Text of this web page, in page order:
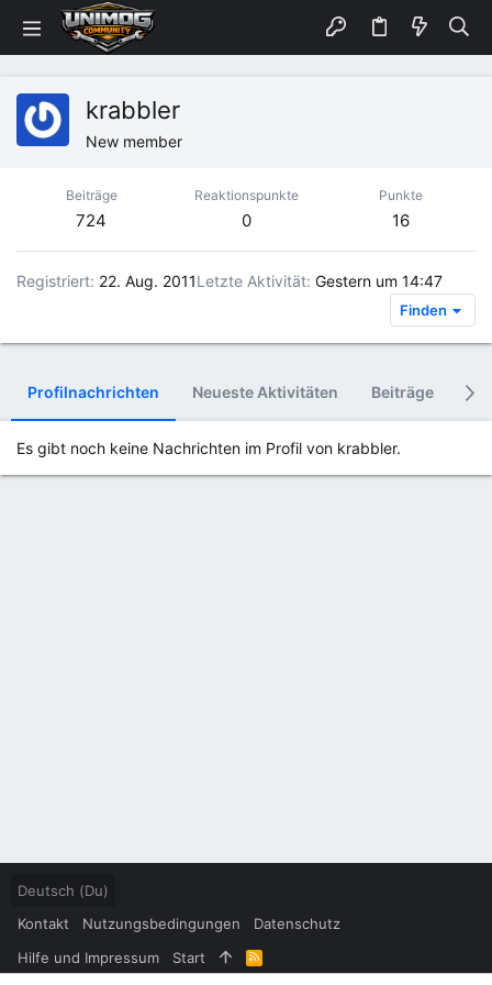
krabbler
New member
Beiträge
724
Reaktionspunkte
0
Punkte
16
Registriert 22. Aug. 2011Letzte Aktivität Gestern um 14:47
Finden
Profilnachrichten Neueste Aktivitäten Beiträge
Es gibt noch keine Nachrichten im Profil von krabbler.
Deutsch (Du)
Kontakt
Nutzungsbedingungen
Datenschutz
Hilfe und Impressum
Start
R
S